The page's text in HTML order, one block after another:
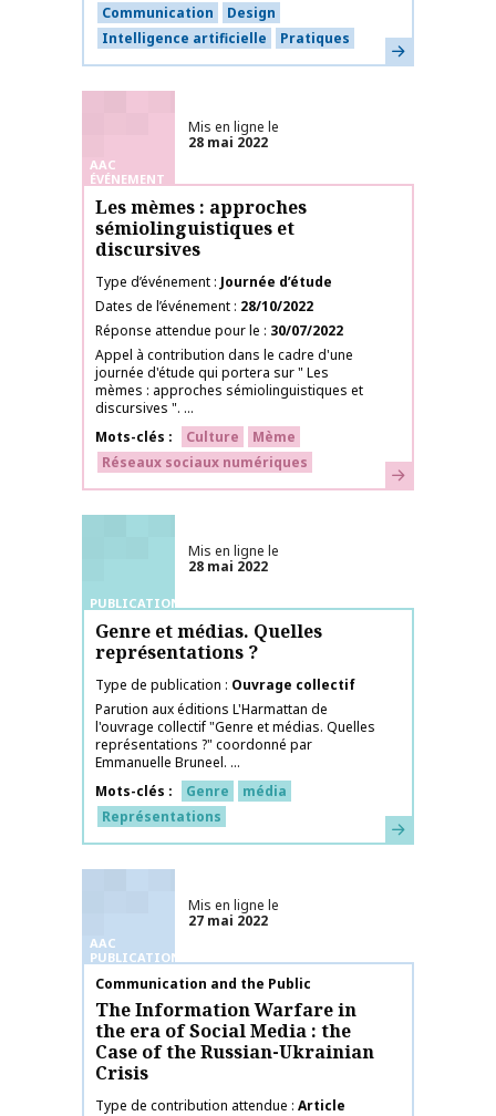
Communication
Design
Intelligence artificielle
Pratiques En savoir plus
AAC
ÉVÉNEMENT
Mis en ligne le
28 mai 2022
Les mèmes : approches
sémiolinguistiques et
discursives
Type d’événement Journée d’étude
Dates de l’événement 28/10/2022
Réponse attendue pour le
30/07/2022
Appel à contribution dans le cadre d'une
journée d'étude qui portera sur " Les
mèmes : approches sémiolinguistiques et
discursives ". ...
Mots-clés
Culture
Mème
Réseaux sociaux numériques
En savoir plus
PUBLICATIONS
Mis en ligne le
28 mai 2022
Genre et médias. Quelles
représentations ?
Type de publication
Ouvrage collectif
Parution aux éditions L'Harmattan de
l'ouvrage collectif "Genre et médias. Quelles
représentations ?" coordonné par
Emmanuelle Bruneel. ...
Mots-clés
Genre
média
Représentations
En savoir plus
AAC
PUBLICATIONS
Mis en ligne le
27 mai 2022
Nom de la publication
Communication and the Public
The Information Warfare in
the era of Social Media : the
Case of the Russian-Ukrainian
Crisis
Type de contribution attendue Article